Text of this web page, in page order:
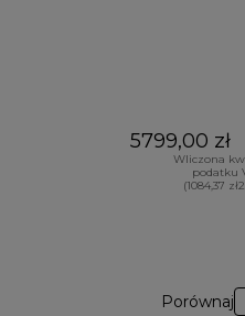
5799,00 zł
Wliczona
podatku
(1084,37
Porównaj